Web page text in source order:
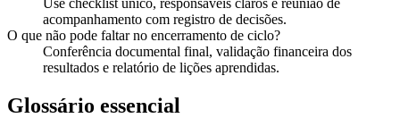
Use checklist unico, responsáveis claros e reunião de
acompanhamento com registro de decisões.
O que não pode faltar no encerramento de ciclo?
Conferência documental final, validação financeira dos
resultados e relatório de lições aprendidas.
Glossário essencial